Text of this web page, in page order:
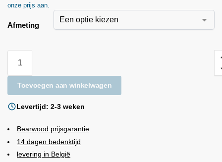
onze prijs aan.
Afmeting
Toevoegen aan winkelwagen
Levertijd: 2-3 weken
Bearwood prijsgarantie
14 dagen bedenktijd
levering in België